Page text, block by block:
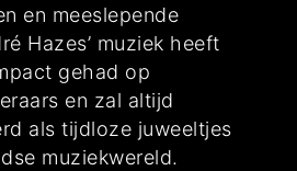
en meeslepende
Hazes’ muziek heeft
gehad op
en zal altijd
als tijdloze juweeltjes
muziekwereld.